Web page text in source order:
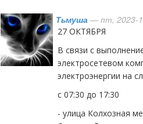
Тьмуша — пт, 2023-
27 ОКТЯБРЯ
В связи с
электросетевом
электроэнергии на
с 07:30 до 17:30
- улица Колхозная